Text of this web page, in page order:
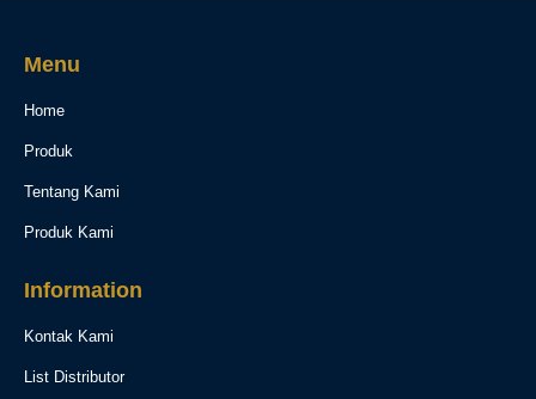
Menu
Home
Produk
Tentang Kami
Produk Kami
Information
Kontak Kami
List Distributor